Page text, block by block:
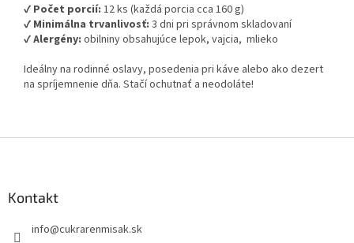
✔ Počet porcií: 12 ks (každá porcia cca 160 g)
✔ Minimálna trvanlivosť: 3 dni pri správnom skladovaní
✔Alergény: obilniny obsahujúce lepok, vajcia, mlieko
Ideálny na rodinné oslavy, posedenia pri káve alebo ako dezert
na spríjemnenie dňa. Stačí ochutnať a neodoláte!
Kontakt
info@cukrarenmisak.sk